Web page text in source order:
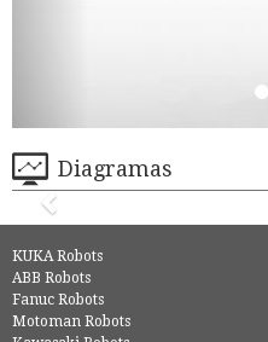
Diagramas
KUKA Robots
ABB Robots
Fanuc Robots
Motoman Robots